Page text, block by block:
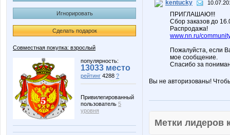
Игнорировать
Сделать подарок
Совместная покупка: взрослый
популярность:
13033 место
рейтинг 4288 ?
Привилегированный
пользователь 5
уровня
kentucky
ПРИГЛАШАЮ!!!
Сбор заказов до
Распродажа!
www.nn.ru/
Пожалуйста, если
мое сообщение.
Спасибо за
Вы не авторизованы!
Метки